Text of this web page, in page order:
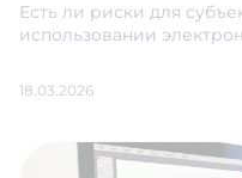
Есть ли риски для
использовании
18.03.2026